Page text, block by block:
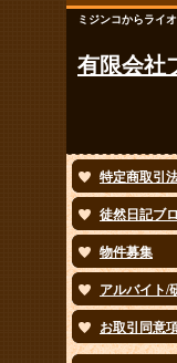
ミジンコからライ
有限会社
特定商取引
徒然日記ブ
物件募集
アルバイト/
お取引同意